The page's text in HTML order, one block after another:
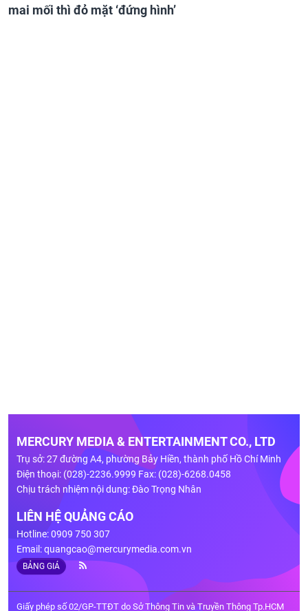
mai mối thì đỏ mặt ‘đứng hình’
MERCURY MEDIA & ENTERTAINMENT CO., LTD
Trụ sở: 27 đường A4, phường Bảy Hiền, thành phố Hồ Chí Minh
Điện thoại: (028)-2236.9999 Fax: (028)-6268.0458
Chịu trách nhiệm nội dung: Đào Trọng Nhân
LIÊN HỆ QUẢNG CÁO
Hotline: 0909 750 307
Email:quangcao@mercurymedia.com.vn
BẢNG GIÁ
Giấy phép số 02/GP-TTĐT do Sở Thông Tin và Truyền Thông Tp.HCM